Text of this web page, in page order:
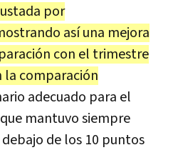
por
así una mejora
con el trimestre
la comparación
adecuado para el
mantuvo siempre
de los 10 puntos